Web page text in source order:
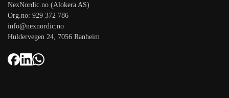
NexNordic.no (Alokera AS)
Org.no: 929 372 786
info@nexnordic.no
Huldervegen 24, 7056 Ranheim